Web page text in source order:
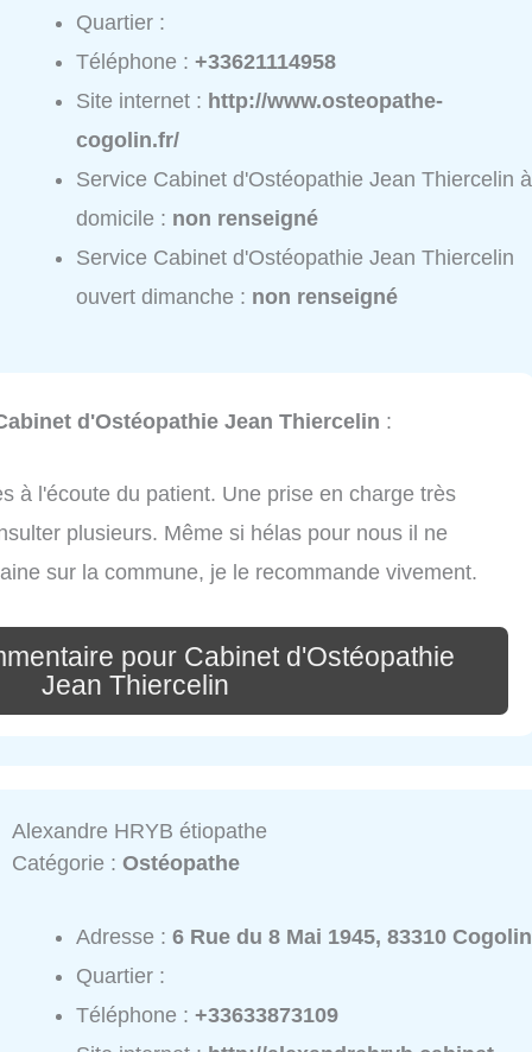
Quartier :
Téléphone :+33621114958
Site internet : http://www.osteopathe-
cogolin.fr/
Service Cabinet d'Ostéopathie Jean Thiercelin à
domicile : non renseigné
Service Cabinet d'Ostéopathie Jean Thiercelin
ouvert dimanche : non renseigné
d'Ostéopathie Jean Thiercelin :
à l'écoute du patient. Une prise en charge très
plusieurs. Même si hélas pour nous il ne
sur la commune, je le recommande vivement.
pour Cabinet d'Ostéopathie
Jean Thiercelin
Alexandre HRYB étiopathe
Catégorie :Ostéopathe
Adresse :6 Rue du 8 Mai 1945, 83310 Cogolin
Quartier :
Téléphone :+33633873109